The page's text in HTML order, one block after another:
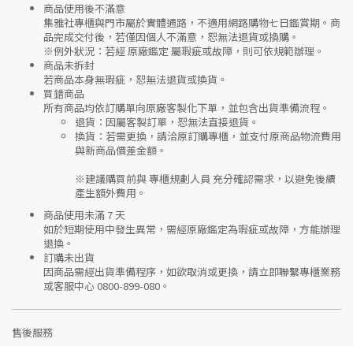
商品使用後不滿意
集雅社專櫃與門市屬於實體通路，不適用網路購物七日鑑賞期 。商
品完成交付後，若僅因個人不滿意，恕無法退貨或換購。
※例外狀況：若經 原廠鑑定 屬瑕疵或故障，則可依規範辦理。
商品未拆封
若商品本身無瑕疵，恕無法退貨或換貨。
買錯商品
所有商品均依訂購單向原廠客製化下單 ，並包含出貨準備流程。
退貨 ：因屬客製訂單，恕無法直接退貨。
換貨 ：若需更換，請洽原訂購專櫃，並支付原商品物流費用
與新商品價差金額 。
※建議購買前與專櫃規劃人員 充分確認需求，以避免後續
產生額外費用。
商品使用未滿 7 天
如於短期使用中發生異常，需經原廠鑑定為瑕疵或故障，方能辦理
退換。
訂購未出貨
因商品需經出貨準備程序，如欲取消或更換，請立即聯繫專櫃業務
或客服中心 0800-899-080 。
售後服務